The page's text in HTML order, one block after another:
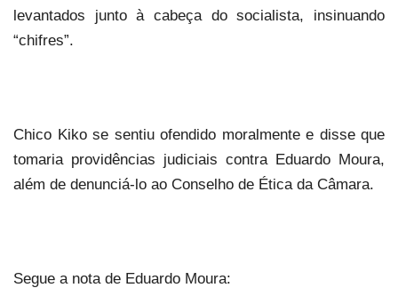
levantados junto à cabeça do socialista, insinuando
“chifres”.
Chico Kiko se sentiu ofendido moralmente e disse que
tomaria providências judiciais contra Eduardo Moura,
além de denunciá-lo ao Conselho de Ética da Câmara.
Segue a nota de Eduardo Moura: